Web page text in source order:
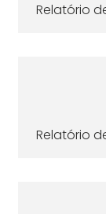
Relatório
Relatório